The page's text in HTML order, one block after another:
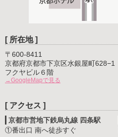
[ 所在地 ]
〒600-8411
京都府京都市下京区水銀屋町628−1
フクヤビル６階
→GoogleMapで見る
[ アクセス ]
京都市営地下鉄烏丸線 四条駅
①番出口 南へ徒歩すぐ